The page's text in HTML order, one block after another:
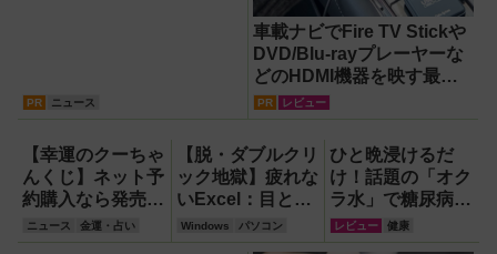
PR ニュース
車載ナビでFire TV Stickや
DVD/Blu-rayプレーヤーな
どのHDMI機器を映す最短
ルート。USB接続だけで
ス化できる新機軸アダプタ
ーを徹底解説【データシス
テム『USBKIT』】
PR レビュー
【幸運のクーちゃ
んくじ】ネット予
約購入なら発売前
でも買える！1
等・前後賞5,000
ニュース 金運・占い
【脱・ダブルクリ
ック地獄】疲れな
いExcel：目と手
を守る厳選ショー
トカット7選
Windows パソコン
ひと晩浸けるだ
け！話題の「オク
ラ水」で糖尿病・
高血圧・関節痛を
撃退する簡単習慣
レビュー 健康